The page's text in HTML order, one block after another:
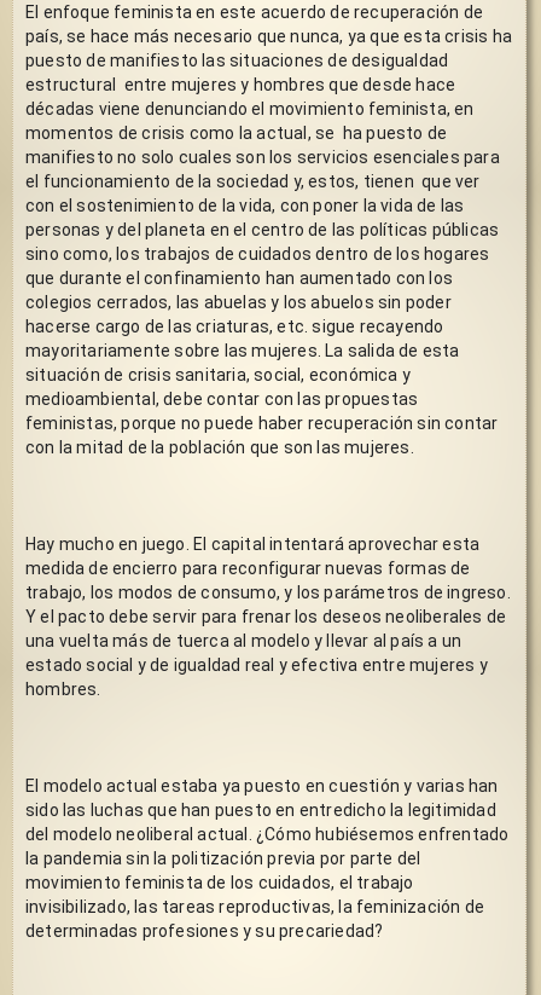
El enfoque feminista en este acuerdo de recuperación de
país, se hace más necesario que nunca, ya que esta crisis ha
puesto de manifiesto las situaciones de desigualdad
estructural  entre mujeres y hombres que desde hace
décadas viene denunciando el movimiento feminista, en
momentos de crisis como la actual, se  ha puesto de
manifiesto no solo cuales son los servicios esenciales para
el funcionamiento de la sociedad y, estos, tienen  que ver
con el sostenimiento de la vida, con poner la vida de las
personas y del planeta en el centro de las políticas públicas
sino como, los trabajos de cuidados dentro de los hogares
que durante el confinamiento han aumentado con los
colegios cerrados, las abuelas y los abuelos sin poder
hacerse cargo de las criaturas, etc. sigue recayendo
mayoritariamente sobre las mujeres. La salida de esta
situación de crisis sanitaria, social, económica y
medioambiental, debe contar con las propuestas
feministas, porque no puede haber recuperación sin contar
con la mitad de la población que son las mujeres.
Hay mucho en juego. El capital intentará aprovechar esta
medida de encierro para reconfigurar nuevas formas de
trabajo, los modos de consumo, y los parámetros de ingreso.
Y el pacto debe servir para frenar los deseos neoliberales de
una vuelta más de tuerca al modelo y llevar al país a un
estado social y de igualdad real y efectiva entre mujeres y
hombres.
El modelo actual estaba ya puesto en cuestión y varias han
sido las luchas que han puesto en entredicho la legitimidad
del modelo neoliberal actual. ¿Cómo hubiésemos enfrentado
la pandemia sin la politización previa por parte del
movimiento feminista de los cuidados, el trabajo
invisibilizado, las tareas reproductivas, la feminización de
determinadas profesiones y su precariedad?